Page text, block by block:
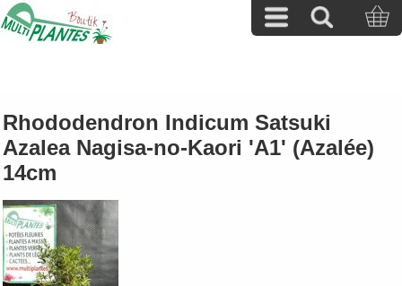
Rhododendron Indicum Satsuki
Azalea Nagisa-no-Kaori 'A1' (Azalée)
14cm